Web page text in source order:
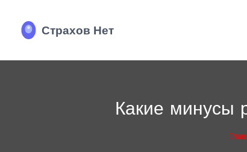
Какие минусы